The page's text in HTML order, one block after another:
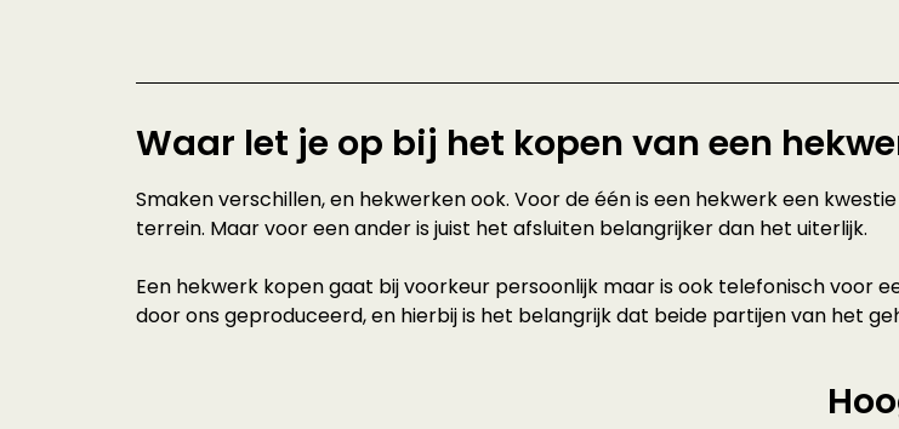
Waar let je op bij het kopen van een
Smaken verschillen, en hekwerken ook. Voor de één is een hekwerk een
terrein. Maar voor een ander is juist het afsluiten belangrijker dan het uiterlijk.
Een hekwerk kopen gaat bij voorkeur persoonlijk maar is ook telefonisch voor
door ons geproduceerd, en hierbij is het belangrijk dat beide partijen van het